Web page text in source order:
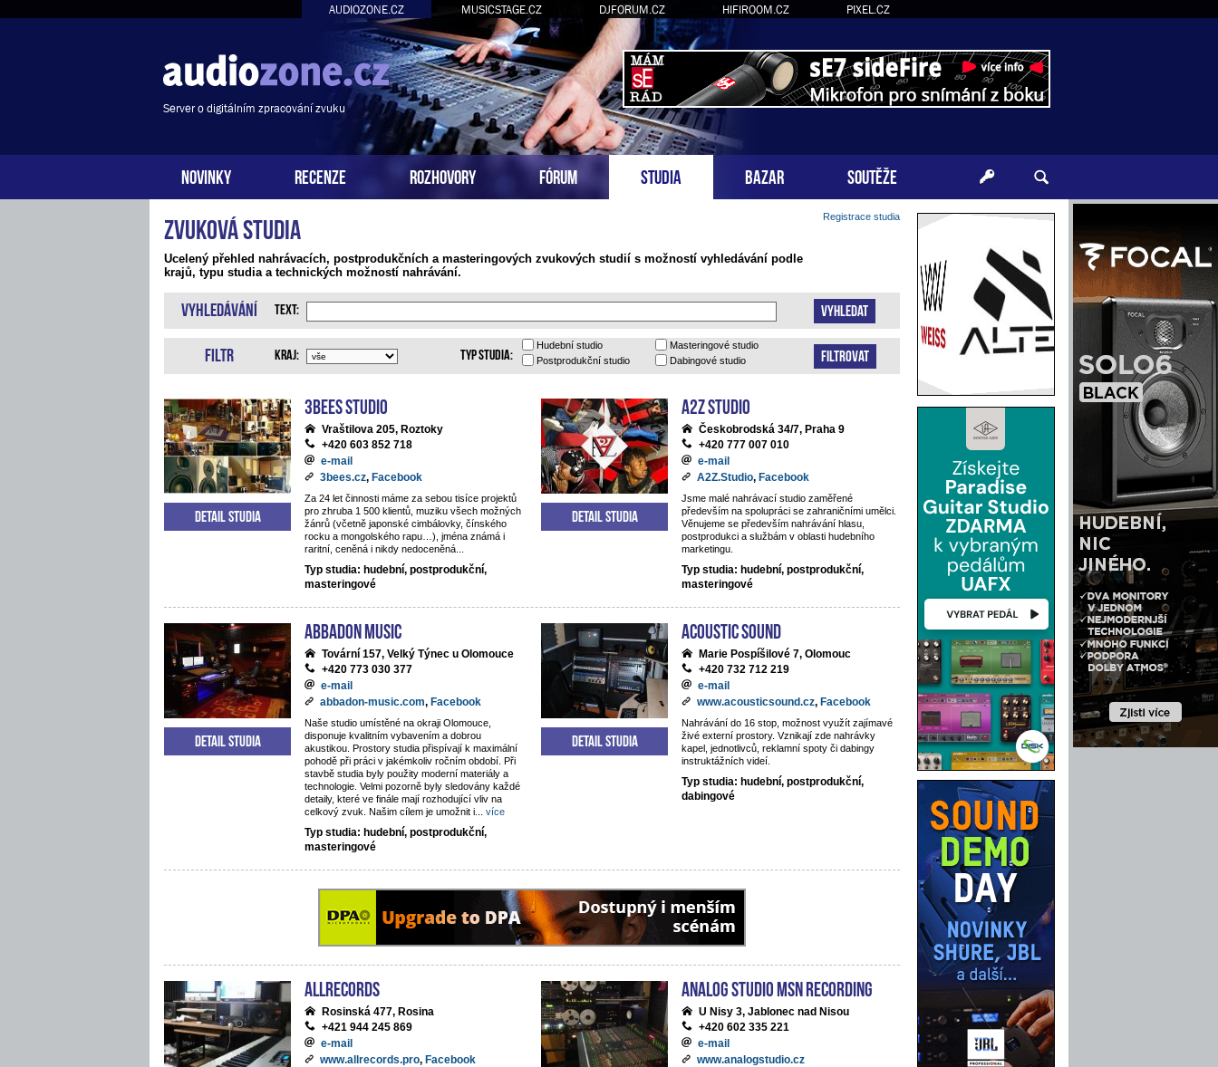
AUDIOZONE.CZ MUSICSTAGE.CZ DJFORUM.CZ HIFIROOM.CZ PIXEL.CZ
Server o digitálním zpracování zvuku
NOVINKY RECENZE ROZHOVORY FÓRUM STUDIA BAZAR SOUTĚŽE
Zvuková studia Registrace studia
Ucelený přehled nahrávacích, postprodukčních a masteringových zvukových studií s možností vyhledávání podle
krajů, typu studia a technických možností nahrávání.
Vyhledávání Vyhledat
Text:
Filtr Filtrovat
Kraj:
Masteringové studio
Dabingové studio
Hudebnístudio
Postprodukčnístudio
Typ studia:
3bees studio
Vraštilova 205, Roztoky
+420 603 852 718
e-mail
3bees.cz, Facebook
Za 24 let činnosti máme za sebou tisíce projektů
pro zhruba 1 500 klientů, muziku všech možných
žánrů (včetně japonské cimbálovky, čínského
rocku a mongolského rapu…), jména známá i
raritní, ceněná i nikdy nedoceněná...
Typ studia: hudební, postprodukční,
masteringové
Detail studia
A2Z Studio
Českobrodská 34/7, Praha 9
+420 777 007 010
e-mail
A2Z.Studio, Facebook
Jsme malé nahrávací studio zaměřené
především na spolupráci se zahraničními umělci.
Věnujeme se především nahrávání hlasu,
postprodukci a službám v oblasti hudebního
marketingu.
Typ studia: hudební, postprodukční,
masteringové
Detail studia
ABBADON Music
Tovární 157, Velký Týnec u Olomouce
+420 773 030 377
e-mail
abbadon-music.com, Facebook
Naše studio umístěné na okraji Olomouce,
disponuje kvalitním vybavením a dobrou
akustikou. Prostory studia přispívají k maximální
pohodě při práci v jakémkoliv ročním období. Při
stavbě studia byly použity moderní materiály a
technologie. Velmi pozorně byly sledovány každé
detaily, které ve finále mají rozhodující vliv na
celkový zvuk. Našim cílem je umožnit i
více
Typ studia: hudební, postprodukční,
masteringové
Detail studia
Acoustic Sound
Marie Pospíšilové 7, Olomouc
+420 732 712 219
e-mail
www.acousticsound.cz, Facebook
Nahrávání do 16 stop, možnost využít zajímavé
živé externí prostory. Vznikají zde nahrávky
kapel, jednotlivců, reklamní spoty či dabingy
instruktážních videí.
Typ studia: hudební, postprodukční,
dabingové
Detail studia
AllRecords
Rosinská 477, Rosina
+421 944 245 869
e-mail
www.allrecords.pro, Facebook
analog studio MSN recording
U Nisy 3, Jablonec nad Nisou
+420 602 335 221
e-mail
www.analogstudio.cz